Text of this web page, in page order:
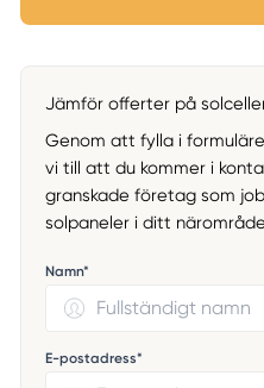
Jämför offerter på
Genom att fylla i
vi till att du kommer i
granskade företag som
solpaneler i ditt
Namn*
E-postadress*